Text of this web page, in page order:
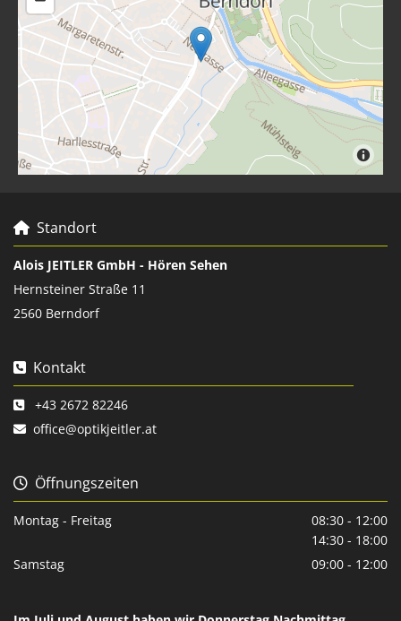
 Standort
Alois JEITLER GmbH - Hören Sehen
Hernsteiner Straße 11
2560 Berndorf
 Kontakt
 +43 2672 82246
 office@optikjeitler.at
 Öffnungszeiten
Montag - Freitag
08:30 - 12:00
14:30 - 18:00
Samstag
09:00 - 12:00